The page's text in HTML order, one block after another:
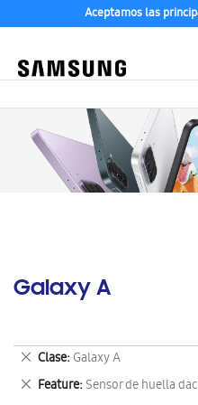
Aceptamos las
Galaxy A
Clase Galaxy A
Eliminar
este
artículo
Feature Sensor de huella
Eliminar